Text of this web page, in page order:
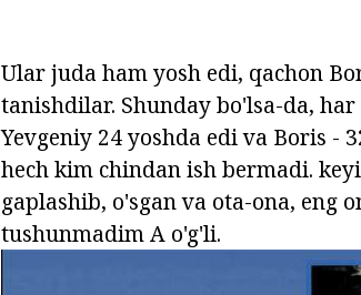
Ular juda ham yosh edi, qachon
tanishdilar. Shunday bo'lsa-da,
Yevgeniy 24 yoshda edi va Boris
hech kim chindan ish bermadi.
gaplashib, o'sgan va ota-ona, eng
tushunmadim A o'g'li.